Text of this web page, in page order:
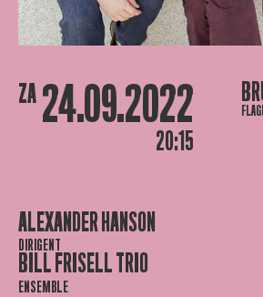
ZA 24.09.2022
20:15
ALEXANDER HANSON
DIRIGENT
BILL FRISELL TRIO
ENSEMBLE